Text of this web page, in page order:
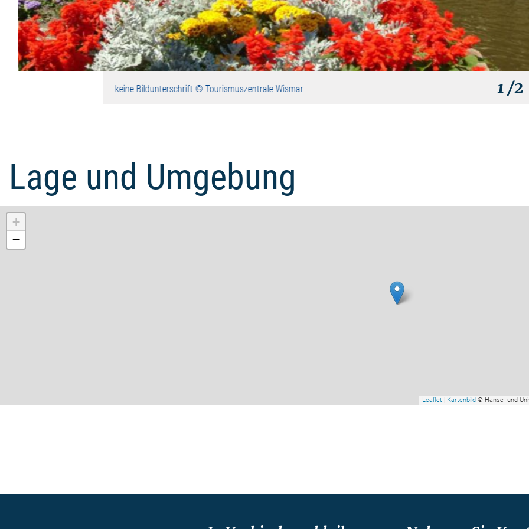
keine Bildunterschrift © Tourismuszentrale Wismar 1 /2
Lage und Umgebung
+
−
Leaflet | Kartenbild © Hanse- und